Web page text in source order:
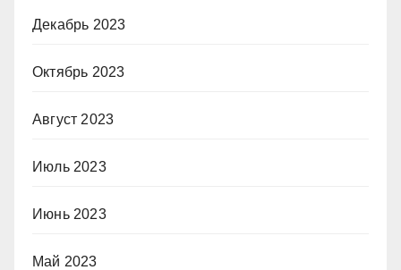
Декабрь 2023
Октябрь 2023
Август 2023
Июль 2023
Июнь 2023
Май 2023